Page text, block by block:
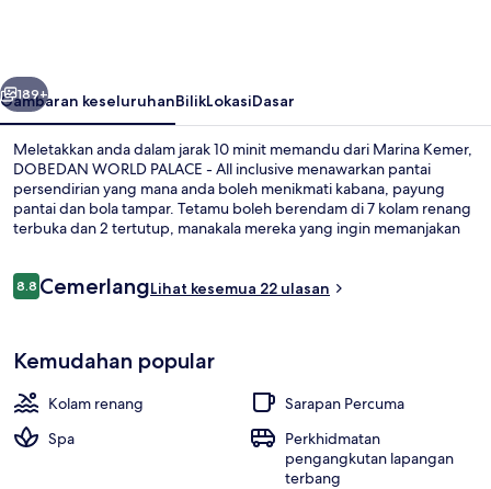
inclusive
Seterusnya
189+
Gambaran keseluruhanBilikLokasiDasar
Meletakkan anda dalam jarak 10 minit memandu dari Marina Kemer,
DOBEDAN WORLD PALACE - All inclusive menawarkan pantai
persendirian yang mana anda boleh menikmati kabana, payung
pantai dan bola tampar. Tetamu boleh berendam di 7 kolam renang
terbuka dan 2 tertutup, manakala mereka yang ingin memanjakan
restoran dan 4 bar tepi kolam merupakan tempat yang bagus untuk
Ulasan
8.88.8 daripada 10
CemerlangLihat kesemua 22 ulasan
Kemudahan popular
Kolam renang
Sarapan Percuma
Spa
Perkhidmatan
pengangkutan lapangan
terbang